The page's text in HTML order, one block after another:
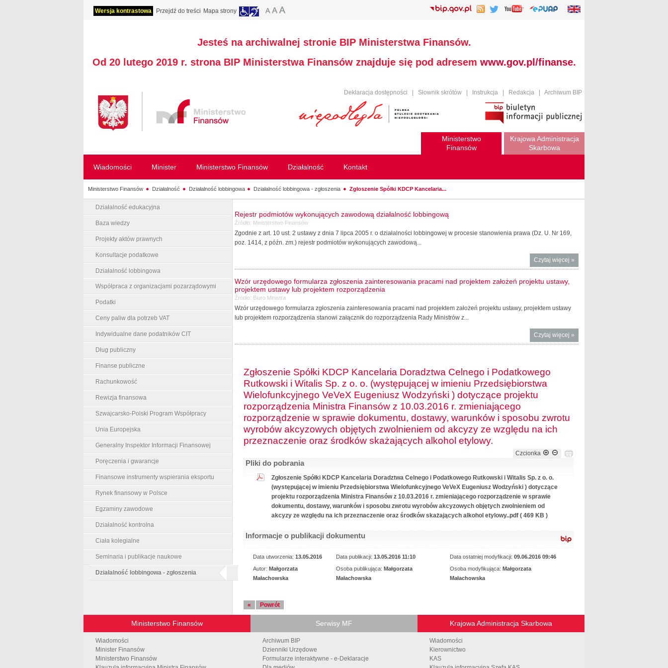
Wersja kontrastowa Przejdź do treści Mapa strony
Jesteś na archiwalnej stronie BIP Ministerstwa Finansów.
Od 20 lutego 2019 r. strona BIP Ministerstwa Finansów znajduje się pod adresem www.gov.pl/finanse.
Deklaracja dostępności Słownik skrótów Instrukcja Redakcja Archiwum BIP
Ministerstwo
Finansów
Krajowa Administracja
Skarbowa
Wiadomości Minister Ministerstwo Finansów Działalność Kontakt
Ministerstwo Finansów Działalność Działalność lobbingowa Działalność lobbingowa - zgłoszenia Zgłoszenie Spółki KDCP Kancelaria...
Działalność edukacyjna
Baza wiedzy
Projekty aktów prawnych
Konsultacje podatkowe
Działalność lobbingowa
Współpraca z organizacjami pozarządowymi
Podatki
Ceny paliw dla potrzeb VAT
Indywidualne dane podatników CIT
Dług publiczny
Finanse publiczne
Rachunkowość
Rewizja finansowa
Szwajcarsko-Polski Program Współpracy
Unia Europejska
Generalny Inspektor Informacji Finansowej
Poręczenia i gwarancje
Finansowe instrumenty wspierania eksportu
Rynek finansowy w Polsce
Egzaminy zawodowe
Działalność kontrolna
Ciała kolegialne
Seminaria i publikacje naukowe
Działalność lobbingowa - zgłoszenia
Rejestr podmiotów wykonujących zawodową działalność lobbingową
Źródło: Ministerstwo Finansów
Zgodnie z art. 10 ust. 2 ustawy z dnia 7 lipca 2005 r. o działalności lobbingowej w procesie stanowienia prawa (Dz. U. Nr 169,
poz. 1414, z późn. zm.) rejestr podmiotów wykonujących zawodową...
Czytaj więcej o Rejestr
podmiotów
»
Wzór urzędowego formularza zgłoszenia zainteresowania pracami nad projektem założeń projektu ustawy,
projektem ustawy lub projektem rozporządzenia
Źródło: Biuro Ministra
Wzór urzędowego formularza zgłoszenia zainteresowania pracami nad projektem założeń projektu ustawy, projektem ustawy
lub projektem rozporządzenia stanowi załącznik do rozporządzenia Rady Ministrów z...
Czytaj więcej o Wzór
urzędowego
»
Zgłoszenie Spółki KDCP Kancelaria Doradztwa Celnego i Podatkowego
Rutkowski i Witalis Sp. z o. o. (występującej w imieniu Przedsiębiorstwa
Wielofunkcyjnego VeVeX Eugeniusz Wodzyński ) dotyczące projektu
rozporządzenia Ministra Finansów z 10.03.2016 r. zmieniającego
rozporządzenie w sprawie dokumentu, dostawy, warunków i sposobu zwrotu
wyrobów akcyzowych objętych zwolnieniem od akcyzy ze względu na ich
przeznaczenie oraz środków skażających alkohol etylowy.
Czcionka
Pliki do pobrania
Zgłoszenie Spółki KDCP Kancelaria Doradztwa Celnego i Podatkowego Rutkowski i Witalis Sp. z o. o.
(występującej w imieniu Przedsiębiorstwa Wielofunkcyjnego VeVeX Eugeniusz Wodzyński ) dotyczące
projektu rozporządzenia Ministra Finansów z 10.03.2016 r. zmieniającego rozporządzenie w sprawie
dokumentu, dostawy, warunków i sposobu zwrotu wyrobów akcyzowych objętych zwolnieniem od
akcyzy ze względu na ich przeznaczenie oraz środków skażających alkohol etylowy..pdf ( 469 KB )
Informacje o publikacji dokumentu
Data utworzenia: 13.05.2016 Data publikacji: 13.05.2016 11:10 Data ostatniej modyfikacji: 09.06.2016 09:46
Autor: Małgorzata
Małachowska
Osoba publikująca: Małgorzata
Małachowska
Osoba modyfikująca: Małgorzata
Małachowska
« Powrót
Ministerstwo Finansów
Wiadomości
Minister Finansów
Ministerstwo Finansów
Serwisy MF
Archiwum BIP
Dzienniki Urzędowe
Formularze interaktywne - e-Deklaracje
Krajowa Administracja Skarbowa
Wiadomości
Kierownictwo
KAS